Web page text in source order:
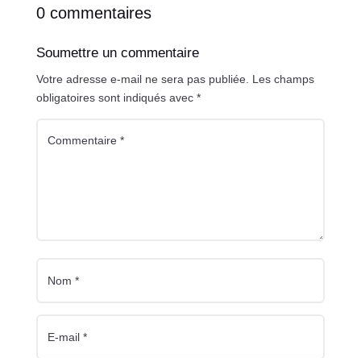
0 commentaires
Soumettre un commentaire
Votre adresse e-mail ne sera pas publiée. Les champs
obligatoires sont indiqués avec *